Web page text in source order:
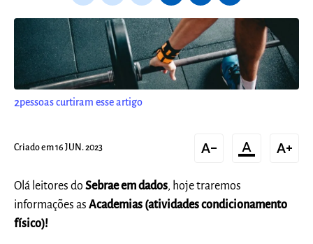
2pessoas curtiram esse artigo
Criado em 16 JUN. 2023 text_decrease format_color_text text_increase
Olá leitores doSebrae em dados, hoje traremos
informações asAcademias (atividades condicionamento
físico)!